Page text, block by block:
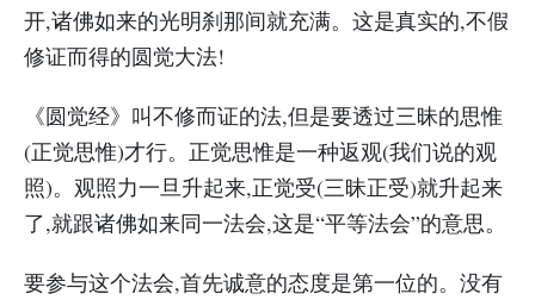
开,诸佛如来的光明刹那间就充满。这是真实的,不假
修证而得的圆觉大法!
《圆觉经》叫不修而证的法,但是要透过三昧的思惟
(正觉思惟)才行。正觉思惟是一种返观(我们说的观
照)。观照力一旦升起来,正觉受(三昧正受)就升起来
了,就跟诸佛如来同一法会,这是“平等法会”的意思。
要参与这个法会,首先诚意的态度是第一位的。没有